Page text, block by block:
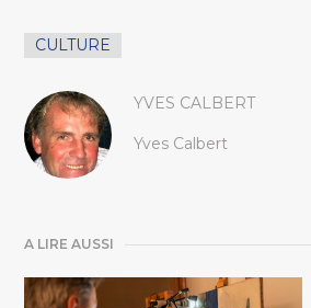
CULTURE
YVES CALBERT
Yves Calbert
A LIRE AUSSI